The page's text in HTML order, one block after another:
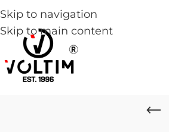
Skip to navigation
Skip to main content